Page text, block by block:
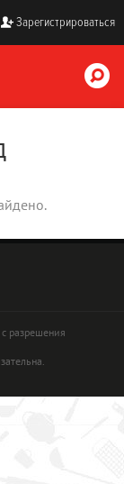
Зарегистрироваться
разрешения